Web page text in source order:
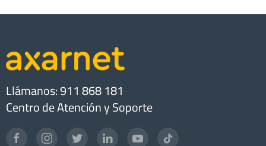
Llámanos: 911 868 181
Centro de Atención y Soporte